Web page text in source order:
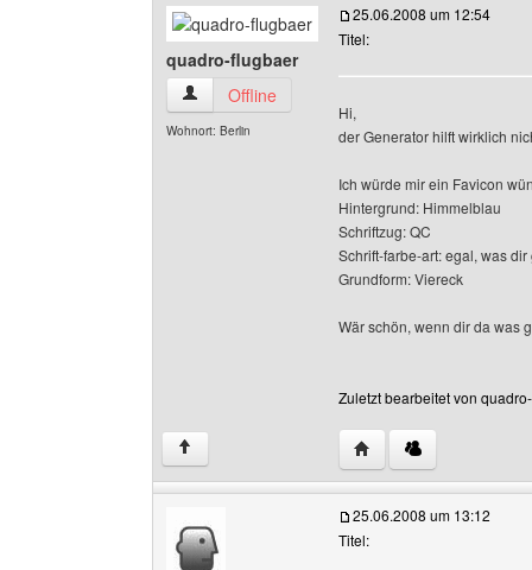
quadro-flugbaer
quadro-flugbaer Benutzer-Profile anzeigen
Offline
Wohnort: Berlin
25.06.2008 um 12:54
Titel:
Hi,
der Generator hilft wirklich
Ich würde mir ein Favicon
Hintergrund: Himmelblau
Schriftzug: QC
Schrift-farbe-art: egal, was dir
Grundform: Viereck
Wär schön, wenn dir da was
Zuletzt bearbeitet von
↑ Website dieses
25.06.2008 um 13:12
Titel: